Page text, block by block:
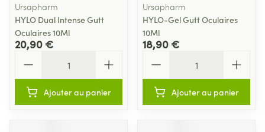
Ursapharm
HYLO Dual Intense Gutt
Oculaires 10Ml
20,90 €
Ajouter au panier
Ursapharm
HYLO-Gel Gutt Oculaires
10Ml
18,90 €
Ajouter au panier